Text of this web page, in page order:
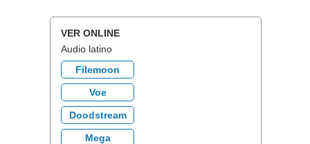
VER ONLINE
Audio latino
Filemoon
Voe
Doodstream
Mega